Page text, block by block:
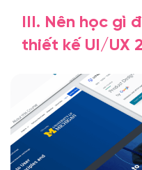
III. Nên học gì
thiết kế UI/UX